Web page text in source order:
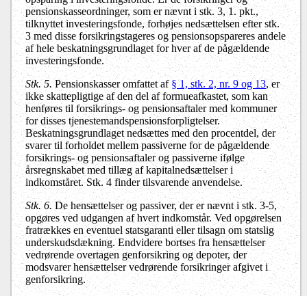
pensionskasseordninger, som er nævnt i stk. 3, 1. pkt.,
tilknyttet investeringsfonde, forhøjes nedsættelsen efter stk.
3 med disse forsikringstageres og pensionsopspareres andele
af hele beskatningsgrundlaget for hver af de pågældende
investeringsfonde.
Stk. 5. Pensionskasser omfattet af § 1, stk. 2, nr. 9 og 13, er
ikke skattepligtige af den del af formueafkastet, som kan
henføres til forsikrings- og pensionsaftaler med kommuner
for disses tjenestemandspensionsforpligtelser.
Beskatningsgrundlaget nedsættes med den procentdel, der
svarer til forholdet mellem passiverne for de pågældende
forsikrings- og pensionsaftaler og passiverne ifølge
årsregnskabet med tillæg af kapitalnedsættelser i
indkomståret. Stk. 4 finder tilsvarende anvendelse.
Stk. 6. De hensættelser og passiver, der er nævnt i stk. 3-5,
opgøres ved udgangen af hvert indkomstår. Ved opgørelsen
fratrækkes en eventuel statsgaranti eller tilsagn om statslig
underskudsdækning. Endvidere bortses fra hensættelser
vedrørende overtagen genforsikring og depoter, der
modsvarer hensættelser vedrørende forsikringer afgivet i
genforsikring.